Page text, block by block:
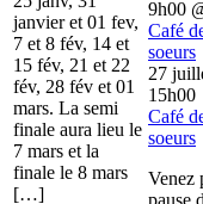
janvier et 01 fev,
7 et 8 fév, 14 et
15 fév, 21 et 22
fév, 28 fév et 01
mars. La semi
finale aura lieu le
7 mars et la
finale le 8 mars
[…]
9h00
Café
soeurs
27
15h00
Café
soeurs
Venez